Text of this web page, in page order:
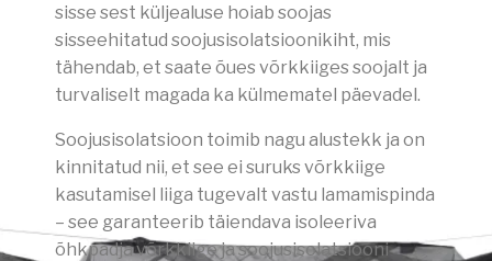
sisse sest küljealuse hoiab soojas
sisseehitatud soojusisolatsioonikiht, mis
tähendab, et saate õues võrkkiiges soojalt ja
turvaliselt magada ka külmematel päevadel.
Soojusisolatsioon toimib nagu alustekk ja on
kinnitatud nii, et see ei suruks võrkkiige
kasutamisel liiga tugevalt vastu lamamispinda
– see garanteerib täiendava isoleeriva
õhkpadja võrkkiige ja soojusisolatsiooni